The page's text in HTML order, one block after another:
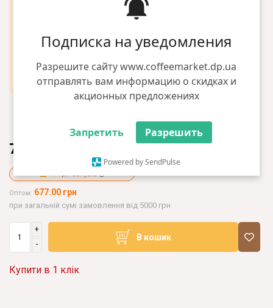
Подписка на уведомления
Разрешите сайту www.coffeemarket.dp.ua
отправлять вам информацию о скидках и
акционных предложениях
Запретить Разрешить
Powered by SendPulse
790.00 грн
+7 грн бонусів
Оптом: 677.00 грн
при загальній сумі замовлення від 5000 грн
+
-
В кошик
Купити в 1 клік